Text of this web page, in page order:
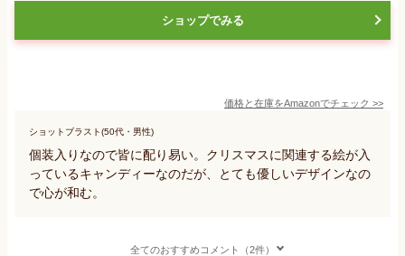
ショップでみる
価格と在庫をAmazonでチェック >>
ショットブラスト(50代・男性)
個装入りなので皆に配り易い。クリスマスに関連する絵が入
っているキャンディーなのだが、とても優しいデザインなの
で心が和む。
全てのおすすめコメント（2件）